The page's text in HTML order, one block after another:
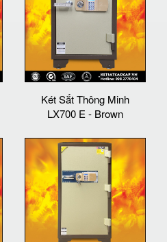
Két Sắt Thông Minh
LX700 E - Brown